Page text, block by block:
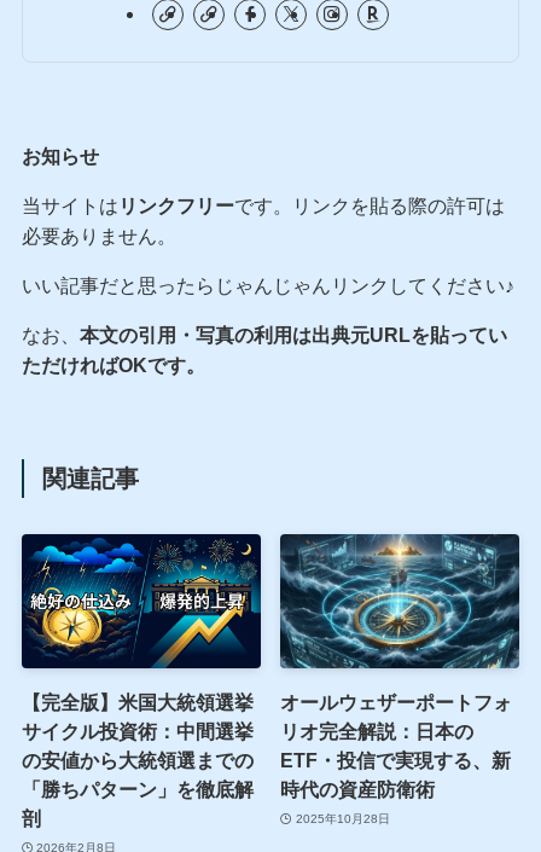
お知らせ
当サイトは リンクフリーです。リンクを貼る際の許可は
必要ありません。
いい記事だと思ったらじゃんじゃんリンクしてください♪
なお、 本文の引用・写真の利用は出典元URLを貼ってい
ただければOKです。
関連記事
【完全版】米国大統領選挙
サイクル投資術：中間選挙
の安値から大統領選までの
「勝ちパターン」を徹底解
剖
2026年2月8日
オールウェザーポートフォ
リオ完全解説：日本の
ETF・投信で実現する、新
時代の資産防衛術
2025年10月28日